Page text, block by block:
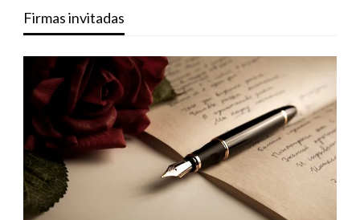
Firmas invitadas